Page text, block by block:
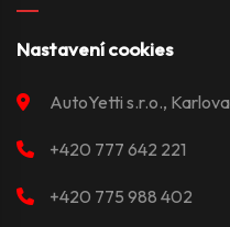
Nastavení cookies
AutoYetti s.r.o.,
+420 777 642 221
+420 775 988 402